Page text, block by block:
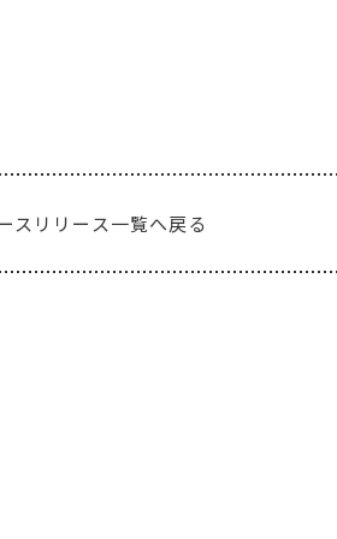
スリリース一覧へ戻る